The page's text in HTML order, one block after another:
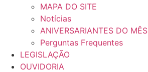
MAPA DO SITE
Notícias
ANIVERSARIANTES DO MÊS
Perguntas Frequentes
LEGISLAÇÃO
OUVIDORIA